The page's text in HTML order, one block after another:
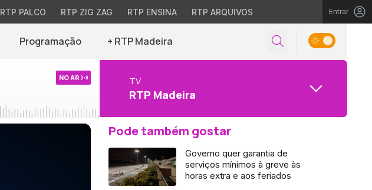
RTP PALCO RTP ZIG ZAG RTP ENSINA RTP ARQUIVOS Entrar
Programação + RTP Madeira
NO AR TV
RTP Madeira
Pode também gostar
Governo quer garantia de
serviços mínimos à greve às
horas extra e aos feriados